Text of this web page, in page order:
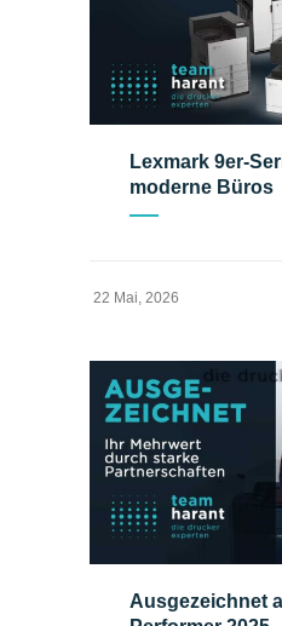
Lexmark 9er-
moderne Büros
22 Mai, 2026
Ausgezeichnet